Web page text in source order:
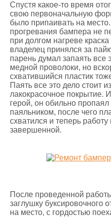
Спустя какое-то время
свою первоначальную
было припаивать на
прогревания бампера не
при долгом нагреве
владелец принялся за
парень думал запаять
медной проволоки, но
схватившийся пластик
Паять все это дело стоит
лакокрасочное покрытие.
герой, он обильно
паяльником, после чего
схватился и теперь
завершенной.
После проведенной
заглушку буксировочного
на место, с гордостью